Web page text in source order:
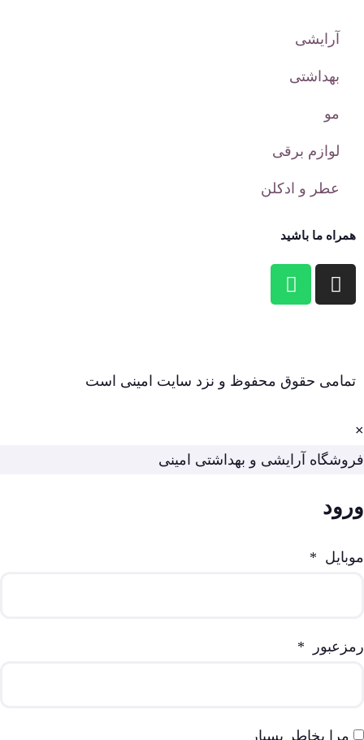
آرایشی
بهداشتی
مو
لوازم برقی
عطر و ادکلن
همراه ما باشید
تمامی حقوق محفوظ و نزد سایت امینی است
×
فروشگاه آرایشی و بهداشتی امینی
ورود
موبایل *
رمزعبور *
مرا بخاطر بسپار